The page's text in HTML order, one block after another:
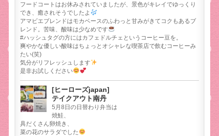
フードコートはお休みされていましたが、景色がキレイでゆっくり
でき、癒されそうでしたよ
アマビエブレンドはモカベースのふわっと甘みがきてコクもあるブ
レンド。苦味、酸味は少なめです
#ハッシュタグの方にはカフェドルチェというコーヒー豆を。
爽やかな優しい酸味はちょっとオシャレな喫茶店で飲むコーヒーみ
たい(笑)
気分がリフレッシュします
是非お試しください
[ヒーローズjapan]
テイクアウト南丹
5月8日の日替わり弁当は
焼鮭、
具だくさん卵焼き、
菜の花のサラダでした